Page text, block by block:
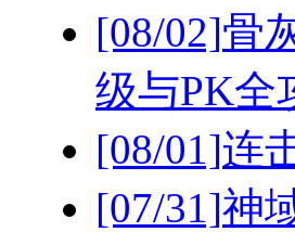
[08/02]骨
级与PK全
[08/01]连
[07/31]神